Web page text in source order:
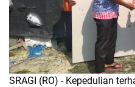
SRAGI (RO) - Kepedulian